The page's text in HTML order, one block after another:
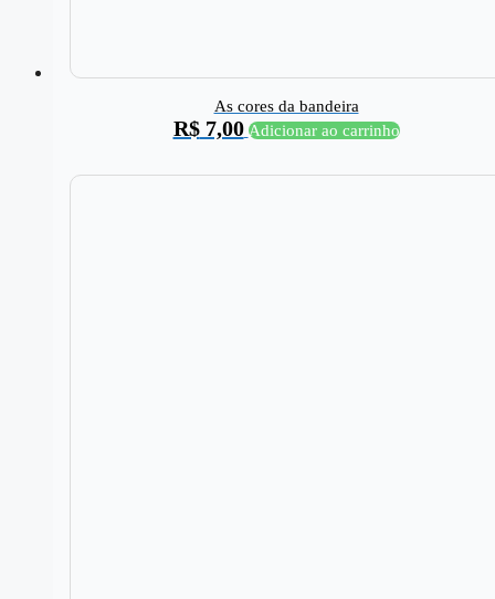
As cores da bandeira
R$7,00 Adicionar ao carrinho